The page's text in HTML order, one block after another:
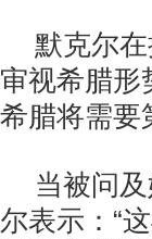
默克尔
审视希腊形
希腊将需要
当被问
尔表示：“